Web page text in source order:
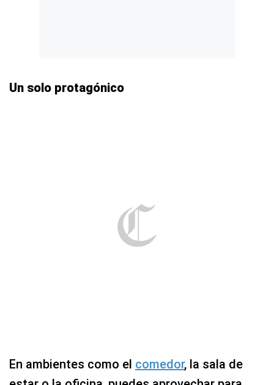
Un solo protagónico
cuentas, claro está). Con ello conseguirás
imprimir personalidad y sofisticación al área.